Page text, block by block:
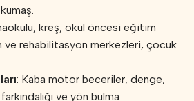
kreş, okul öncesi eğitim
ve rehabilitasyon merkezleri, çocuk
: Kaba motor beceriler, denge,
ve yön bulma